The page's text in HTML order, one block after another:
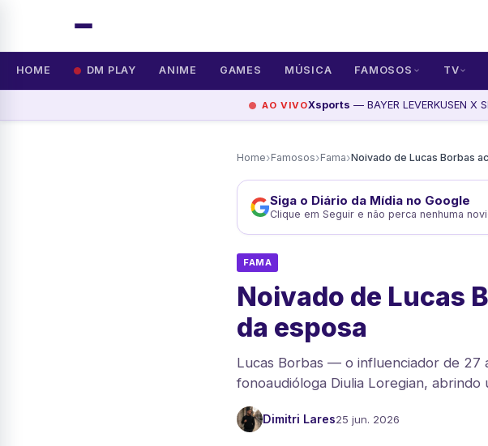
HOME DM PLAY ANIME GAMES MÚSICA FAMOSOS TV
AO VIVOXsports — BAYER LEVERKUSEN X
Home›Famosos›Fama›
Siga o Diário da Mídia no Google
Clique em Seguir e não perca nenhuma
FAMA
Noivado de Lucas
da esposa
Lucas Borbas — o influenciador de 27
fonoaudióloga Diulia Loregian, abrindo
Dimitri Lares25 jun. 2026